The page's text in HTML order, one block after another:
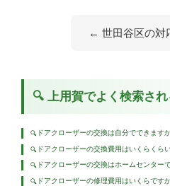
← 世田谷区の対
🔍 上用賀でよく検索さ
🔍 ドアクローザーの交換は自分でできます
🔍 ドアクローザーの交換費用はいくらくら
🔍 ドアクローザーの交換はホームセンター
🔍 ドアクローザーの修理費用はいくらです